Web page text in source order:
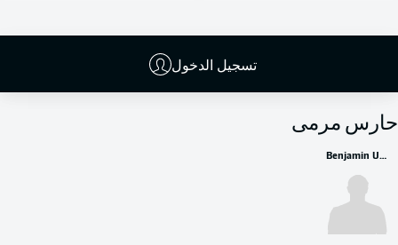
تسجيل الدخول
حارس مرمى
Benjamin Uphoff